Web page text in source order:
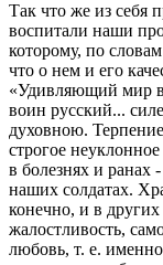
Так что же из себя
воспитали наши
которому, по
что о нем и его
«Удивляющий мир
воин русский...
духовною.
строгое
в болезнях и ранах
наших солдатах.
конечно, и в
жалостливость,
любовь, т. е.